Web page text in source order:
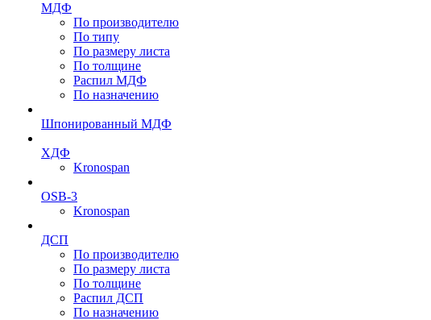
МДФ
По производителю
По типу
По размеру листа
По толщине
Распил МДФ
По назначению
Шпонированный МДФ
ХДФ
Kronospan
OSB-3
Kronospan
ДСП
По производителю
По размеру листа
По толщине
Распил ДСП
По назначению